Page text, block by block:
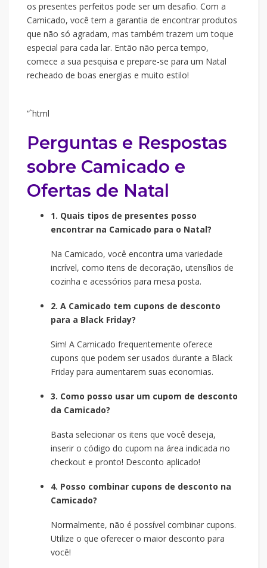
os presentes perfeitos pode ser um desafio. Com a
Camicado, você tem a garantia de encontrar produtos
que não só agradam, mas também trazem um toque
especial para cada lar. Então não perca tempo,
comece a sua pesquisa e prepare-se para um Natal
recheado de boas energias e muito estilo!
“`html
Perguntas e Respostas
sobre Camicado e
Ofertas de Natal
1. Quais tipos de presentes posso
encontrar na Camicado para o Natal?
Na Camicado, você encontra uma variedade
incrível, como itens de decoração, utensílios de
cozinha e acessórios para mesa posta.
2. A Camicado tem cupons de desconto
para a Black Friday?
Sim! A Camicado frequentemente oferece
cupons que podem ser usados durante a Black
Friday para aumentarem suas economias.
3. Como posso usar um cupom de desconto
da Camicado?
Basta selecionar os itens que você deseja,
inserir o código do cupom na área indicada no
checkout e pronto! Desconto aplicado!
4. Posso combinar cupons de desconto na
Camicado?
Normalmente, não é possível combinar cupons.
Utilize o que oferecer o maior desconto para
você!